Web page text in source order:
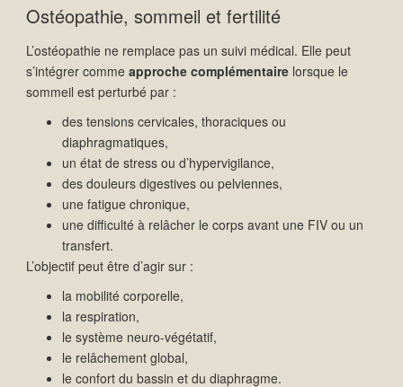
Ostéopathie, sommeil et fertilité
L’ostéopathie ne remplace pas un suivi médical. Elle peut
s’intégrer comme approche complémentaire lorsque le
sommeil est perturbé par :
des tensions cervicales, thoraciques ou
diaphragmatiques,
un état de stress ou d’hypervigilance,
des douleurs digestives ou pelviennes,
une fatigue chronique,
une difficulté à relâcher le corps avant une FIV ou un
transfert.
L’objectif peut être d’agir sur :
la mobilité corporelle,
la respiration,
le système neuro-végétatif,
le relâchement global,
le confort du bassin et du diaphragme.